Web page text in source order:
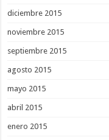
diciembre 2015
noviembre 2015
septiembre 2015
agosto 2015
mayo 2015
abril 2015
enero 2015